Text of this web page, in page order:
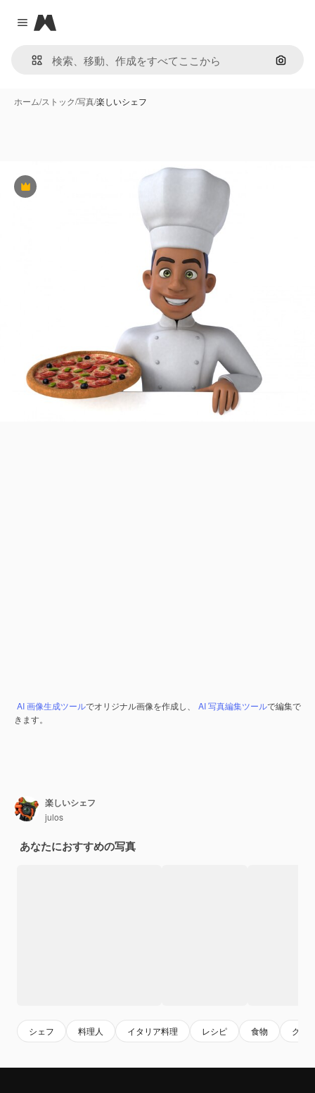
Close menu
Magnific
画像で
ホーム/ストック/写真/楽しいシェフ
Premium
AI 画像生成ツールでオリジナル画像を作成し、 AI 写真編集ツールで編集で
きます。
楽しいシェフ
julos
あなたにおすすめの写真
シェフ 料理人 イタリア料理 レシピ 食物 グル